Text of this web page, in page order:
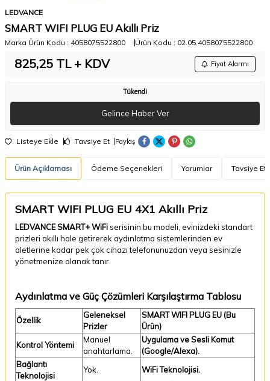
LEDVANCE
SMART WIFI PLUG EU Akıllı Priz
Marka Ürün Kodu : 4058075522800 Ürün Kodu : 02.05.4058075522800
825,25 TL + KDV Fiyat Alarmı
Tükendi
Gelince Haber Ver
Listeye Ekle Tavsiye Et Paylaş
Ürün Açıklaması Ödeme Seçenekleri Yorumlar Tavsiye Et
SMART WIFI PLUG EU 4X1 Akıllı Priz
LEDVANCE SMART+ WiFi serisinin bu modeli, evinizdeki standart
prizleri akıllı hale getirerek aydınlatma sistemlerinden ev
aletlerine kadar pek çok cihazı telefonunuzdan veya sesinizle
yönetmenize olanak tanır.
Aydınlatma ve Güç Çözümleri Karşılaştırma Tablosu
Özellik
Geleneksel
Prizler
SMART WIFI PLUG EU (Bu
Ürün)
Kontrol Yöntemi
Manuel
anahtarlama.
Uygulama ve Sesli Komut
(Google/Alexa).
Bağlantı
Teknolojisi
Yok.
WiFi Teknolojisi.